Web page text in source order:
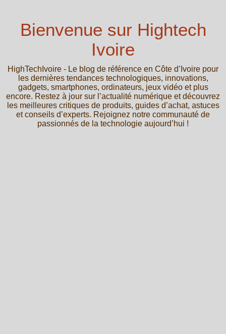
Bienvenue sur Hightech
Ivoire
HighTechIvoire - Le blog de référence en Côte d’Ivoire pour
les dernières tendances technologiques, innovations,
gadgets, smartphones, ordinateurs, jeux vidéo et plus
encore. Restez à jour sur l’actualité numérique et découvrez
les meilleures critiques de produits, guides d’achat, astuces
et conseils d’experts. Rejoignez notre communauté de
passionnés de la technologie aujourd’hui !